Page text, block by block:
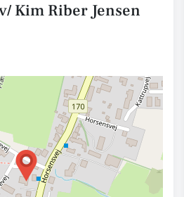
Kim Riber Jensen